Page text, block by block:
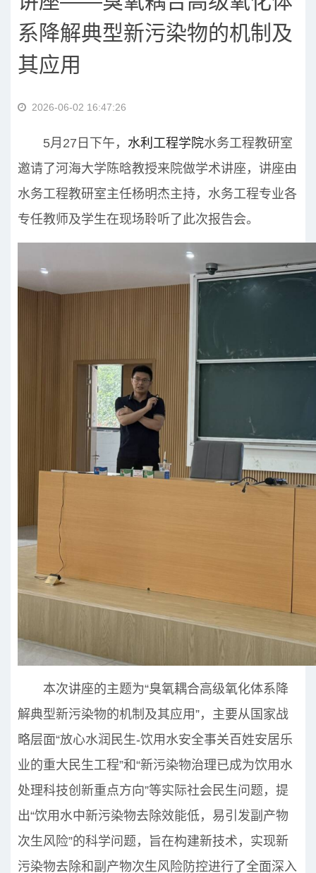
系降解典型新污染物的机制及
其应用
2026-06-02 16:47:26
5月27日下午， 水利工程学院水务工程教研室
邀请了河海大学陈晗教授来院做学术讲座，讲座由
水务工程教研室主任杨明杰主持，水务工程专业各
专任教师及学生在现场聆听了此次报告会。
本次讲座的主题为“臭氧耦合高级氧化体系降
解典型新污染物的机制及其应用”，主要从国家战
略层面“放心水润民生-饮用水安全事关百姓安居乐
业的重大民生工程”和“新污染物治理已成为饮用水
处理科技创新重点方向”等实际社会民生问题，提
出“饮用水中新污染物去除效能低，易引发副产物
次生风险”的科学问题，旨在构建新技术，实现新
污染物去除和副产物次生风险防控进行了全面深入